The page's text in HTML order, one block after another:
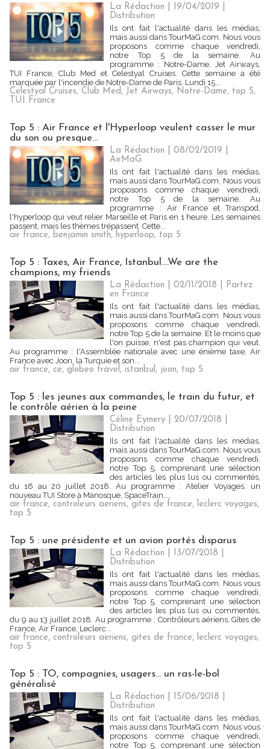
La Rédaction | 19/04/2019
Distribution
Ils ont fait l'actualité dans les médias,
mais aussi dans TourMaG.com. Nous vous
proposons comme chaque vendredi,
notre Top 5 de la semaine. Au
programme : Notre-Dame, Jet Airways,
TUI France, Club Med et Celestyal Cruises. Cette semaine a été
marquée par l'incendie de Notre-Dame de Paris. Lundi 15...
Celestyal Cruises, Club Med, Jet Airways, Notre-Dame, top 5,
TUI France
Top 5 : Air France et l'Hyperloop veulent casser le mur
du son ou presque...
La Rédaction | 08/02/2019
AirMaG
Ils ont fait l'actualité dans les médias,
mais aussi dans TourMaG.com. Nous vous
proposons comme chaque vendredi,
notre Top 5 de la semaine. Au
programme : Air France et Transpod,
l'hyperloop qui veut relier Marseille et Paris en 1 heure. Les semaines
passent, mais les thèmes trépassent. Cette...
air france, benjamin smith, hyperloop, top 5
Top 5 : Taxes, Air France, Istanbul....We are the
champions, my friends
La Rédaction | 02/11/2018
Partez
en France
Ils ont fait l'actualité dans les médias,
mais aussi dans TourMaG.com. Nous vous
proposons comme chaque vendredi,
notre Top 5 de la semaine. Et le moins que
l'on puisse, n'est pas champion qui veut.
Au programme : l'Assemblée nationale avec une énième taxe, Air
France avec Joon, la Turquie et son...
air france, ce, globeo travel, istanbul, joon, top 5
Top 5 : les jeunes aux commandes, le train du futur, et
le contrôle aérien à la peine
Céline Eymery | 20/07/2018
Distribution
Ils ont fait l'actualité dans les médias,
mais aussi dans TourMaG.com. Nous vous
proposons comme chaque vendredi,
notre Top 5, comprenant une sélection
des articles les plus lus ou commentés,
du 16 au 20 juillet 2018. Au programme : Atelier Voyages, un
nouveau TUI Store à Manosque, SpaceTrain,...
air france, controleurs aeriens, gites de france, leclerc voyages,
top 5
Top 5 : une présidente et un avion portés disparus
La Rédaction | 13/07/2018
Distribution
Ils ont fait l'actualité dans les médias,
mais aussi dans TourMaG.com. Nous vous
proposons comme chaque vendredi,
notre Top 5, comprenant une sélection
des articles les plus lus ou commentés,
du 9 au 13 juillet 2018. Au programme : Contrôleurs aériens, Gîtes de
France, Air France, Leclerc...
air france, controleurs aeriens, gites de france, leclerc voyages,
top 5
Top 5 : TO, compagnies, usagers... un ras-le-bol
généralisé
La Rédaction | 15/06/2018
Distribution
Ils ont fait l'actualité dans les médias,
mais aussi dans TourMaG.com. Nous vous
proposons comme chaque vendredi,
notre Top 5, comprenant une sélection